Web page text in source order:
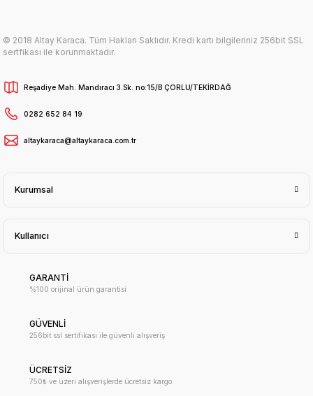
© 2018 Altay Karaca. Tüm Hakları Saklıdır. Kredi kartı bilgileriniz 256bit SSL
sertfikası ile korunmaktadır.
Reşadiye Mah. Mandıracı 3.Sk. no:15/B ÇORLU/TEKİRDAĞ
0282 652 84 19
altaykaraca@altaykaraca.com.tr
Kurumsal
Kullanıcı
GARANTİ
%100 orijinal ürün garantisi
GÜVENLİ
256bit ssl sertifikası ile güvenli alışveriş
ÜCRETSİZ
750₺ ve üzeri alışverişlerde ücretsiz kargo